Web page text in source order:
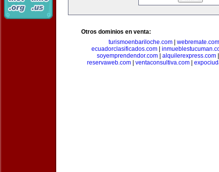
Otros dominios en venta:
turismoenbariloche.com| webremate.com
ecuadorclasificados.com
soyemprendendor.com| alquilerexpress.com
reservaweb.com| ventaconsultiva.com|